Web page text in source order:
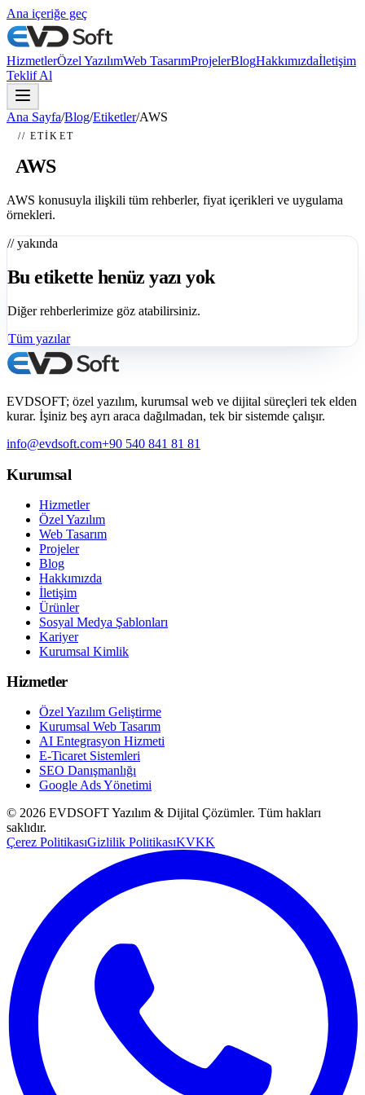
Ana içeriğe geç
HizmetlerÖzel YazılımWeb TasarımProjelerBlogHakkımızdaİletişim
Teklif Al
Ana Sayfa/Blog/Etiketler/AWS
// ETIKET
#AWS
AWS konusuyla ilişkili tüm rehberler, fiyat içerikleri ve uygulama
örnekleri.
// yakında
Bu etikette henüz yazı yok
Diğer rehberlerimize göz atabilirsiniz.
Tüm yazılar
EVDSOFT; özel yazılım, kurumsal web ve dijital süreçleri tek elden
kurar. İşiniz beş ayrı araca dağılmadan, tek bir sistemde çalışır.
info@evdsoft.com+90 540 841 81 81
Kurumsal
Hizmetler
Özel Yazılım
Web Tasarım
Projeler
Blog
Hakkımızda
İletişim
Ürünler
Sosyal Medya Şablonları
Kariyer
Kurumsal Kimlik
Hizmetler
Özel Yazılım Geliştirme
Kurumsal Web Tasarım
AI Entegrasyon Hizmeti
E-Ticaret Sistemleri
SEO Danışmanlığı
Google Ads Yönetimi
© 2026 EVDSOFT Yazılım & Dijital Çözümler. Tüm hakları
saklıdır.
Çerez PolitikasıGizlilik PolitikasıKVKK